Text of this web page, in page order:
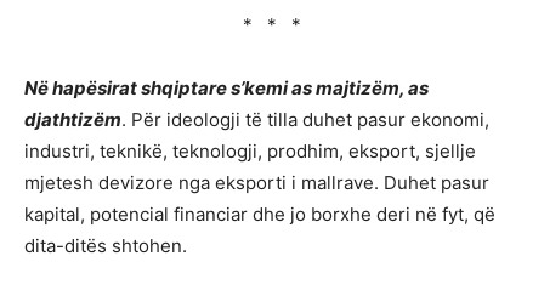
* * *
Në hapësirat shqiptare s’kemi as majtizëm, as
djathtizëm. Për ideologji të tilla duhet pasur ekonomi,
industri, teknikë, teknologji, prodhim, eksport, sjellje
mjetesh devizore nga eksporti i mallrave. Duhet pasur
kapital, potencial financiar dhe jo borxhe deri në fyt, që
dita-ditës shtohen.